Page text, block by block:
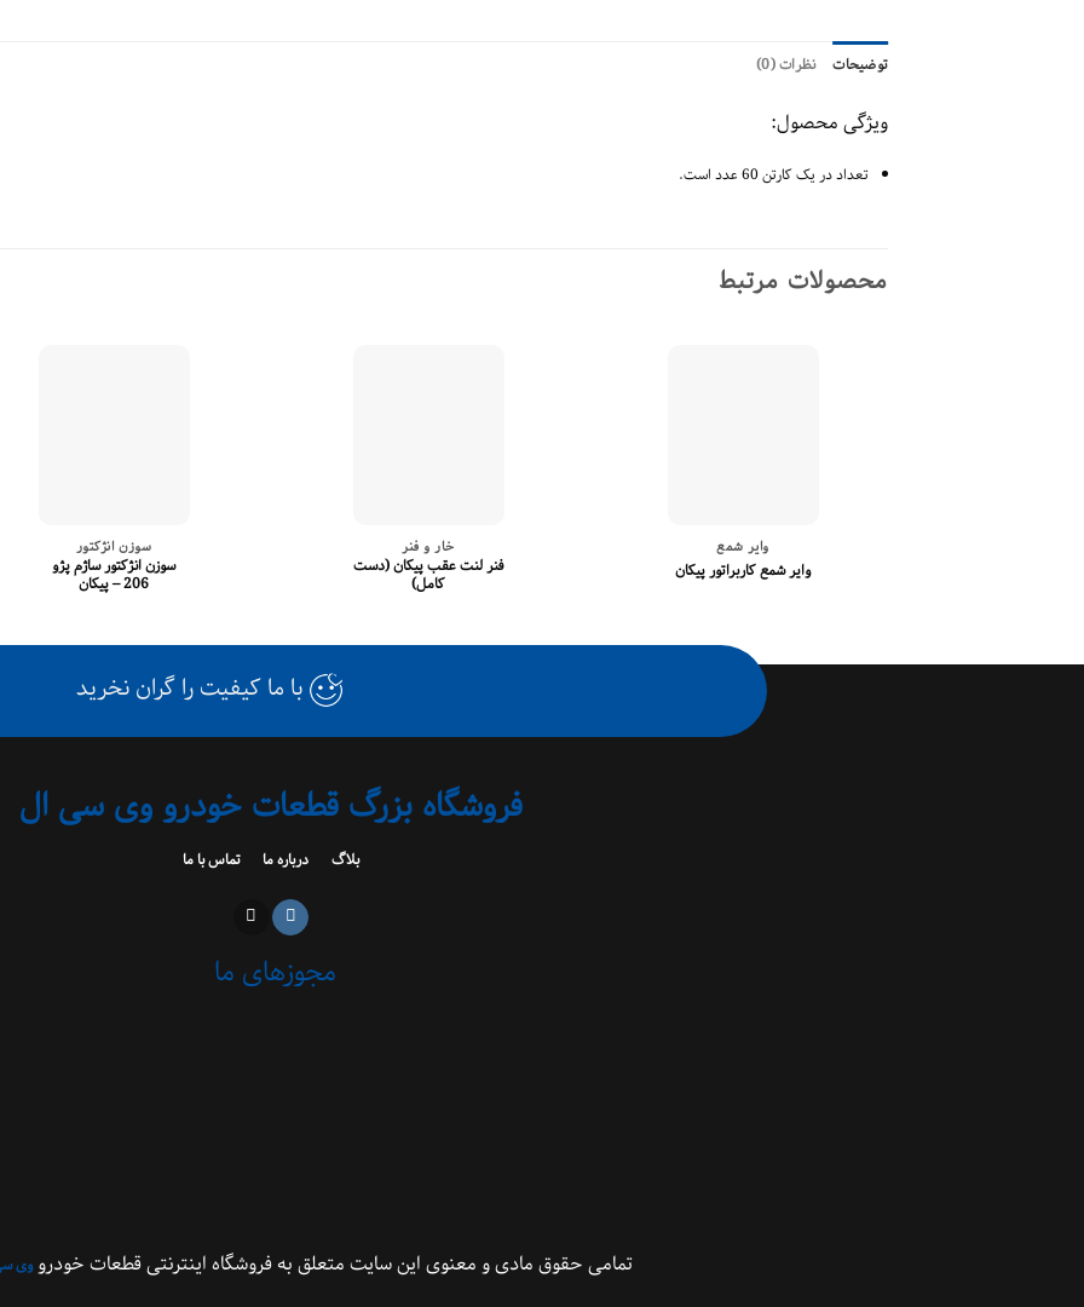
توضیحات نظرات (0)
ویژگی محصول:
تعداد در یک کارتن 60 عدد است.
محصولات مرتبط
وایر شمع
وایر شمع کاربراتور پیکان
خار و فنر
فنر لنت عقب پیکان (دست
کامل)
سوزن انژکتور
سوزن انژکتور ساژم پژو
206 – پیکان
با ما کیفیت را گران نخرید
فروشگاه بزرگ قطعات خودرو وی سی ال
بلاگ درباره ما تماس با ما
مجوزهای ما
تمامی حقوق مادی و معنوی این سایت متعلق به فروشگاه اینترنتی قطعات خودرو وی